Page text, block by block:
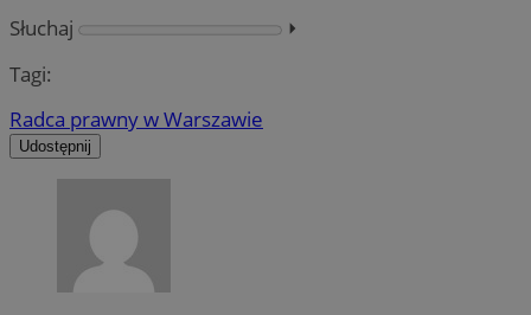
Słuchaj
⏵︎
Tagi:
Radca prawny w Warszawie
Udostępnij